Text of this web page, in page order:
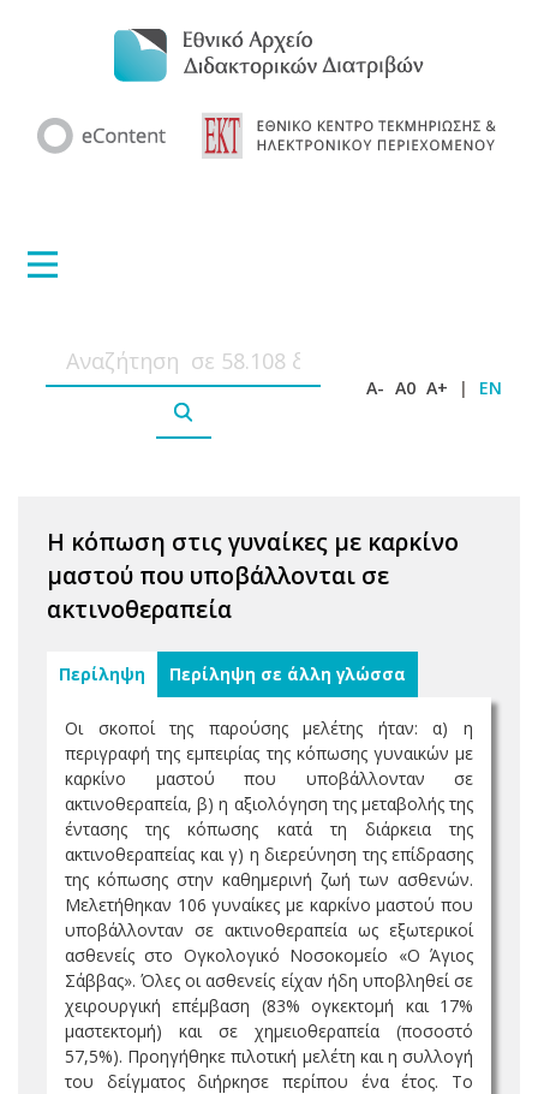
A- A0 A+ | EN
Η κόπωση στις γυναίκες με καρκίνο
μαστού που υποβάλλονται σε
ακτινοθεραπεία
Περίληψη Περίληψη σε άλλη γλώσσα
Οι σκοποί της παρούσης μελέτης ήταν: α) η
περιγραφή της εμπειρίας της κόπωσης γυναικών με
καρκίνο μαστού που υποβάλλονταν σε
ακτινοθεραπεία, β) η αξιολόγηση της μεταβολής της
έντασης της κόπωσης κατά τη διάρκεια της
ακτινοθεραπείας και γ) η διερεύνηση της επίδρασης
της κόπωσης στην καθημερινή ζωή των ασθενών.
Μελετήθηκαν 106 γυναίκες με καρκίνο μαστού που
υποβάλλονταν σε ακτινοθεραπεία ως εξωτερικοί
ασθενείς στο Ογκολογικό Νοσοκομείο «Ο Άγιος
Σάββας». Όλες οι ασθενείς είχαν ήδη υποβληθεί σε
χειρουργική επέμβαση (83% ογκεκτομή και 17%
μαστεκτομή) και σε χημειοθεραπεία (ποσοστό
57,5%). Προηγήθηκε πιλοτική μελέτη και η συλλογή
του δείγματος διήρκησε περίπου ένα έτος. Το